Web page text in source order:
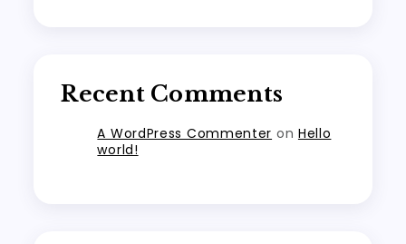
Recent Comments
A WordPress Commenter on Hello
world!